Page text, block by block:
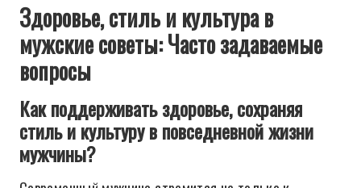
Здоровье, стиль и культура в
мужские советы: Часто задаваемые
вопросы
Как поддерживать здоровье, сохраняя
стиль и культуру в повседневной жизни
мужчины?